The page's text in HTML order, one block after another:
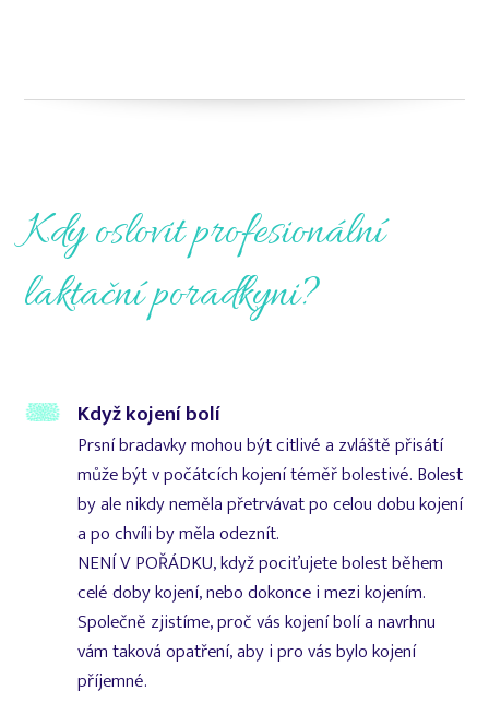
Kdy oslovit profesionální
laktační poradkyni?
Když kojení bolí
Prsní bradavky mohou být citlivé a zvláště přisátí
může být v počátcích kojení téměř bolestivé. Bolest
by ale nikdy neměla přetrvávat po celou dobu kojení
a po chvíli by měla odeznít.
NENÍ V POŘÁDKU, když pociťujete bolest během
celé doby kojení, nebo dokonce i mezi kojením.
Společně zjistíme, proč vás kojení bolí a navrhnu
vám taková opatření, aby i pro vás bylo kojení
příjemné.